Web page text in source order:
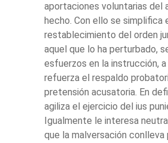
aportaciones voluntarias del
hecho. Con ello se simplifica
restablecimiento del orden
aquel que lo ha perturbado,
esfuerzos en la instrucción,
refuerza el respaldo
pretensión acusatoria. En
agiliza el ejercicio del ius
Igualmente le interesa
que la malversación conlleva